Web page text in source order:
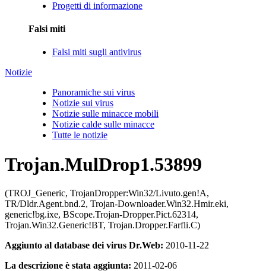
Progetti di informazione
Falsi miti
Falsi miti sugli antivirus
Notizie
Panoramiche sui virus
Notizie sui virus
Notizie sulle minacce mobili
Notizie calde sulle minacce
Tutte le notizie
Trojan.MulDrop1.53899
(TROJ_Generic, TrojanDropper:Win32/Livuto.gen!A,
TR/Dldr.Agent.bnd.2, Trojan-Downloader.Win32.Hmir.eki,
generic!bg.ixe, BScope.Trojan-Dropper.Pict.62314,
Trojan.Win32.Generic!BT, Trojan.Dropper.Farfli.C)
Aggiunto al database dei virus Dr.Web: 2010-11-22
La descrizione è stata aggiunta: 2011-02-06